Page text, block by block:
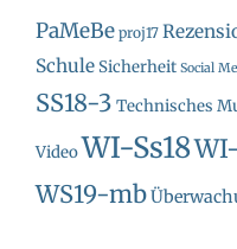
PaMeBe proj17
Schule Sicherheit Social
SS18-3 Technisches
VideoWI-Ss18
WS19-mb